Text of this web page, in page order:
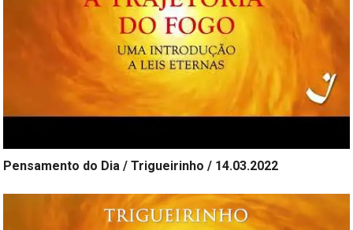
Pensamento do Dia / Trigueirinho / 14.03.2022